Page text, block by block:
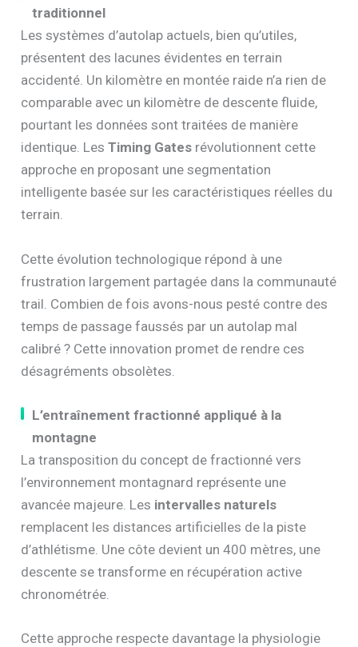
traditionnel
Les systèmes d’autolap actuels, bien qu’utiles,
présentent des lacunes évidentes en terrain
accidenté. Un kilomètre en montée raide n’a rien de
comparable avec un kilomètre de descente fluide,
pourtant les données sont traitées de manière
identique. LesTiming Gates révolutionnent cette
approche en proposant une segmentation
intelligente basée sur les caractéristiques réelles du
terrain.
Cette évolution technologique répond à une
frustration largement partagée dans la communauté
trail. Combien de fois avons-nous pesté contre des
temps de passage faussés par un autolap mal
calibré ? Cette innovation promet de rendre ces
désagréments obsolètes.
L’entraînement fractionné appliqué à la
montagne
La transposition du concept de fractionné vers
l’environnement montagnard représente une
avancée majeure. Les intervalles naturels
remplacent les distances artificielles de la piste
d’athlétisme. Une côte devient un 400 mètres, une
descente se transforme en récupération active
chronométrée.
Cette approche respecte davantage la physiologie